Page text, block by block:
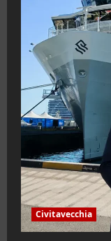
Civitavecchia